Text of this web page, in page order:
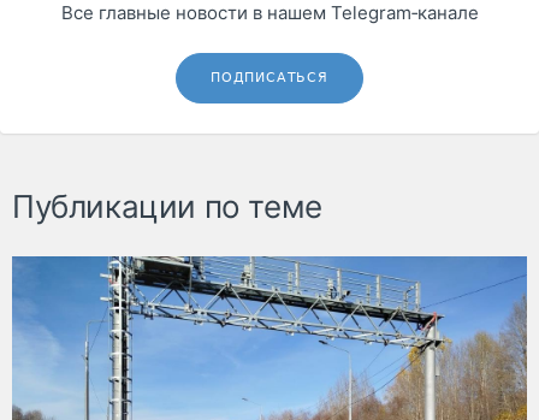
Все главные новости в нашем Telegram‑канале
ПОДПИСАТЬСЯ
Публикации по теме